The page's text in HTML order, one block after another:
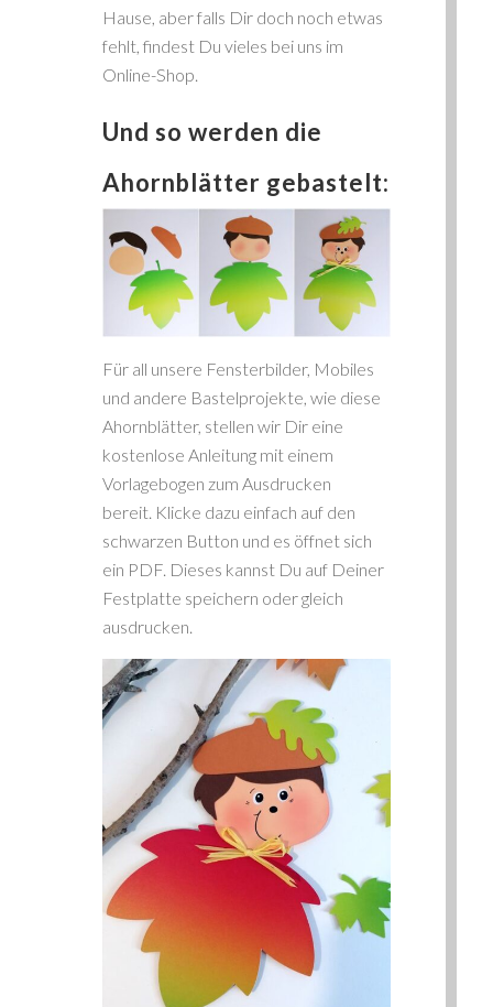
Hause, aber falls Dir doch noch etwas
fehlt, findest Du vieles bei uns im
Online-Shop.
Und so werden die
Ahornblätter gebastelt:
Für all unsere Fensterbilder, Mobiles
und andere Bastelprojekte, wie diese
Ahornblätter, stellen wir Dir eine
kostenlose Anleitung mit einem
Vorlagebogen zum Ausdrucken
bereit. Klicke dazu einfach auf den
schwarzen Button und es öffnet sich
ein PDF. Dieses kannst Du auf Deiner
Festplatte speichern oder gleich
ausdrucken.